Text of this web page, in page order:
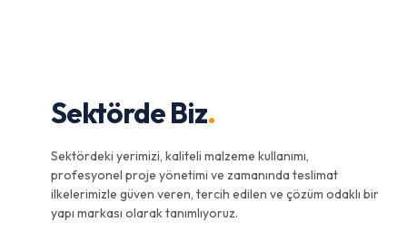
Sektörde Biz.
Sektördeki yerimizi, kaliteli malzeme kullanımı,
profesyonel proje yönetimi ve zamanında teslimat
ilkelerimizle güven veren, tercih edilen ve çözüm odaklı bir
yapı markası olarak tanımlıyoruz.